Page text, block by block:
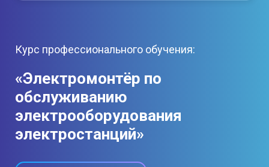
Курс профессионального обучения:
«Электромонтёр по
обслуживанию
электрооборудования
электростанций»